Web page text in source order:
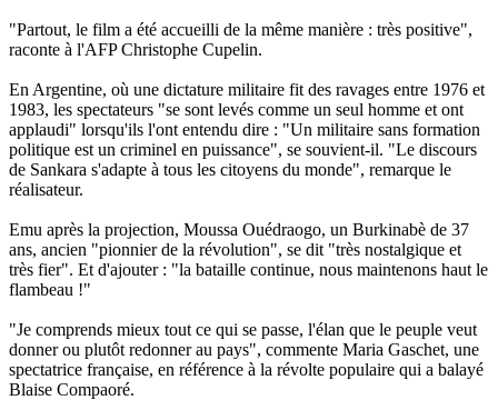
"Partout, le film a été accueilli de la même manière : très positive",
raconte à l'AFP Christophe Cupelin.
En Argentine, où une dictature militaire fit des ravages entre 1976 et
1983, les spectateurs "se sont levés comme un seul homme et ont
applaudi" lorsqu'ils l'ont entendu dire : "Un militaire sans formation
politique est un criminel en puissance", se souvient-il. "Le discours
de Sankara s'adapte à tous les citoyens du monde", remarque le
réalisateur.
Emu après la projection, Moussa Ouédraogo, un Burkinabè de 37
ans, ancien "pionnier de la révolution", se dit "très nostalgique et
très fier". Et d'ajouter : "la bataille continue, nous maintenons haut le
flambeau !"
"Je comprends mieux tout ce qui se passe, l'élan que le peuple veut
donner ou plutôt redonner au pays", commente Maria Gaschet, une
spectatrice française, en référence à la révolte populaire qui a balayé
Blaise Compaoré.